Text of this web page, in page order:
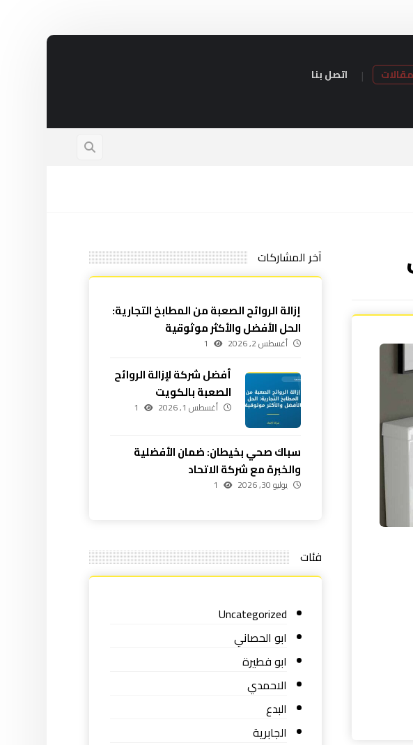
اتصل بنا
آخر المشاركات
إزالة الروائح الصعبة من المطابخ التجارية:
الحل الأفضل والأكثر موثوقية
أغسطس 2, 2026 1
أفضل شركة لإزالة الروائح
الصعبة بالكويت
أغسطس 1, 2026 1
سباك صحي بخيطان: ضمان الأفضلية
والخبرة مع شركة الاتحاد
يوليو 30, 2026 1
فئات
Uncategorized
ابو الحصاني
ابو فطيرة
الاحمدي
البدع
الجابرية